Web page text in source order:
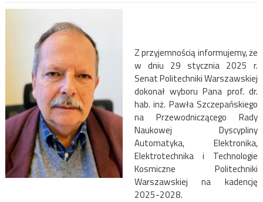
Z przyjemnością informujemy, że
w dniu 29 stycznia 2025 r.
Senat Politechniki Warszawskiej
dokonał wyboru Pana prof. dr.
hab. inż. Pawła Szczepańskiego
na Przewodniczącego Rady
Naukowej Dyscypliny
Automatyka, Elektronika,
Elektrotechnika i Technologie
Kosmiczne Politechniki
Warszawskiej na kadencję
2025-2028.